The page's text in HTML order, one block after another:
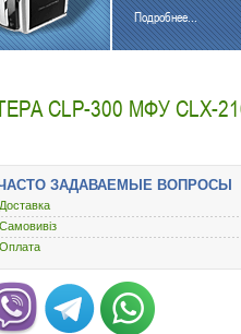
Подробнее...
CLP-300 МФУ CLX-
ЗАДАВАЕМЫЕ ВОПРОСЫ
Доставка
Самовивіз
Оплата